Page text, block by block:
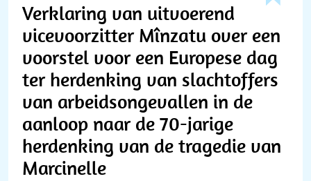
Verklaring van uitvoerend
vicevoorzitter Mînzatu over een
voorstel voor een Europese dag
ter herdenking van slachtoffers
van arbeidsongevallen in de
aanloop naar de 70-jarige
herdenking van de tragedie van
Marcinelle